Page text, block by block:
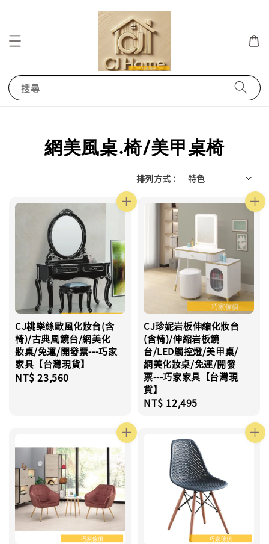
搜尋
網美風桌.椅/美甲桌椅
排列方式 :
CJ桃樂絲歐風化妝台(含
椅)/古典風鏡台/網美化
妝桌/免運/開發票---巧家
家具【台灣現貨】
Regular
NT$ 23,560
CJ珍妮岩板伸縮化妝台
(含椅)/伸縮岩板鏡
台/LED觸控燈/美甲桌/
網美化妝桌/免運/開發
票---巧家家具【台灣現
貨】
Regular
NT$ 12,495